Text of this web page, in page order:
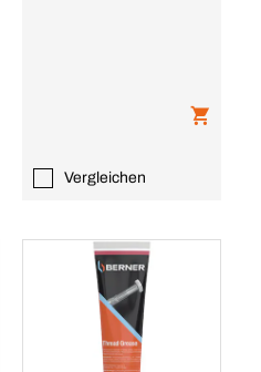
Vergleichen